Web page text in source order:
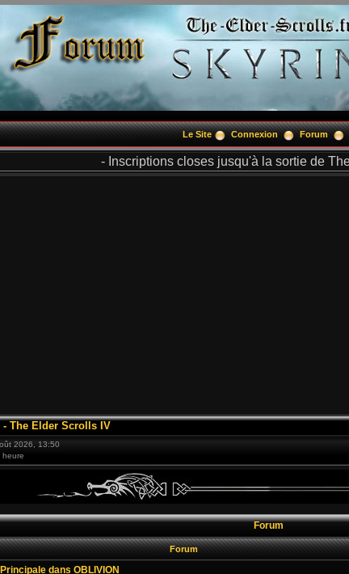
Le Site Connexion Forum
- Inscriptions closes jusqu'à la sortie de
The Elder Scrolls IV
2026, 13:50
heure
Forum
Forum
dans OBLIVION